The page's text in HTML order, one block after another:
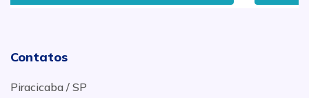
Contatos
Piracicaba / SP